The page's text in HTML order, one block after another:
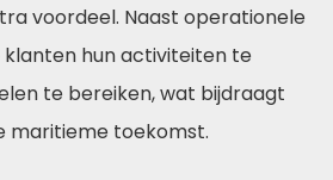
voordeel. Naast operationele
hun activiteiten te
te bereiken, wat bijdraagt
maritieme toekomst.